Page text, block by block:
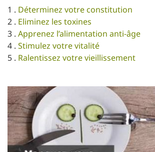
1 . Déterminez votre constitution
2 . Eliminez les toxines
3 . Apprenez l’alimentation anti-âge
4 . Stimulez votre vitalité
5 . Ralentissez votre vieillissement